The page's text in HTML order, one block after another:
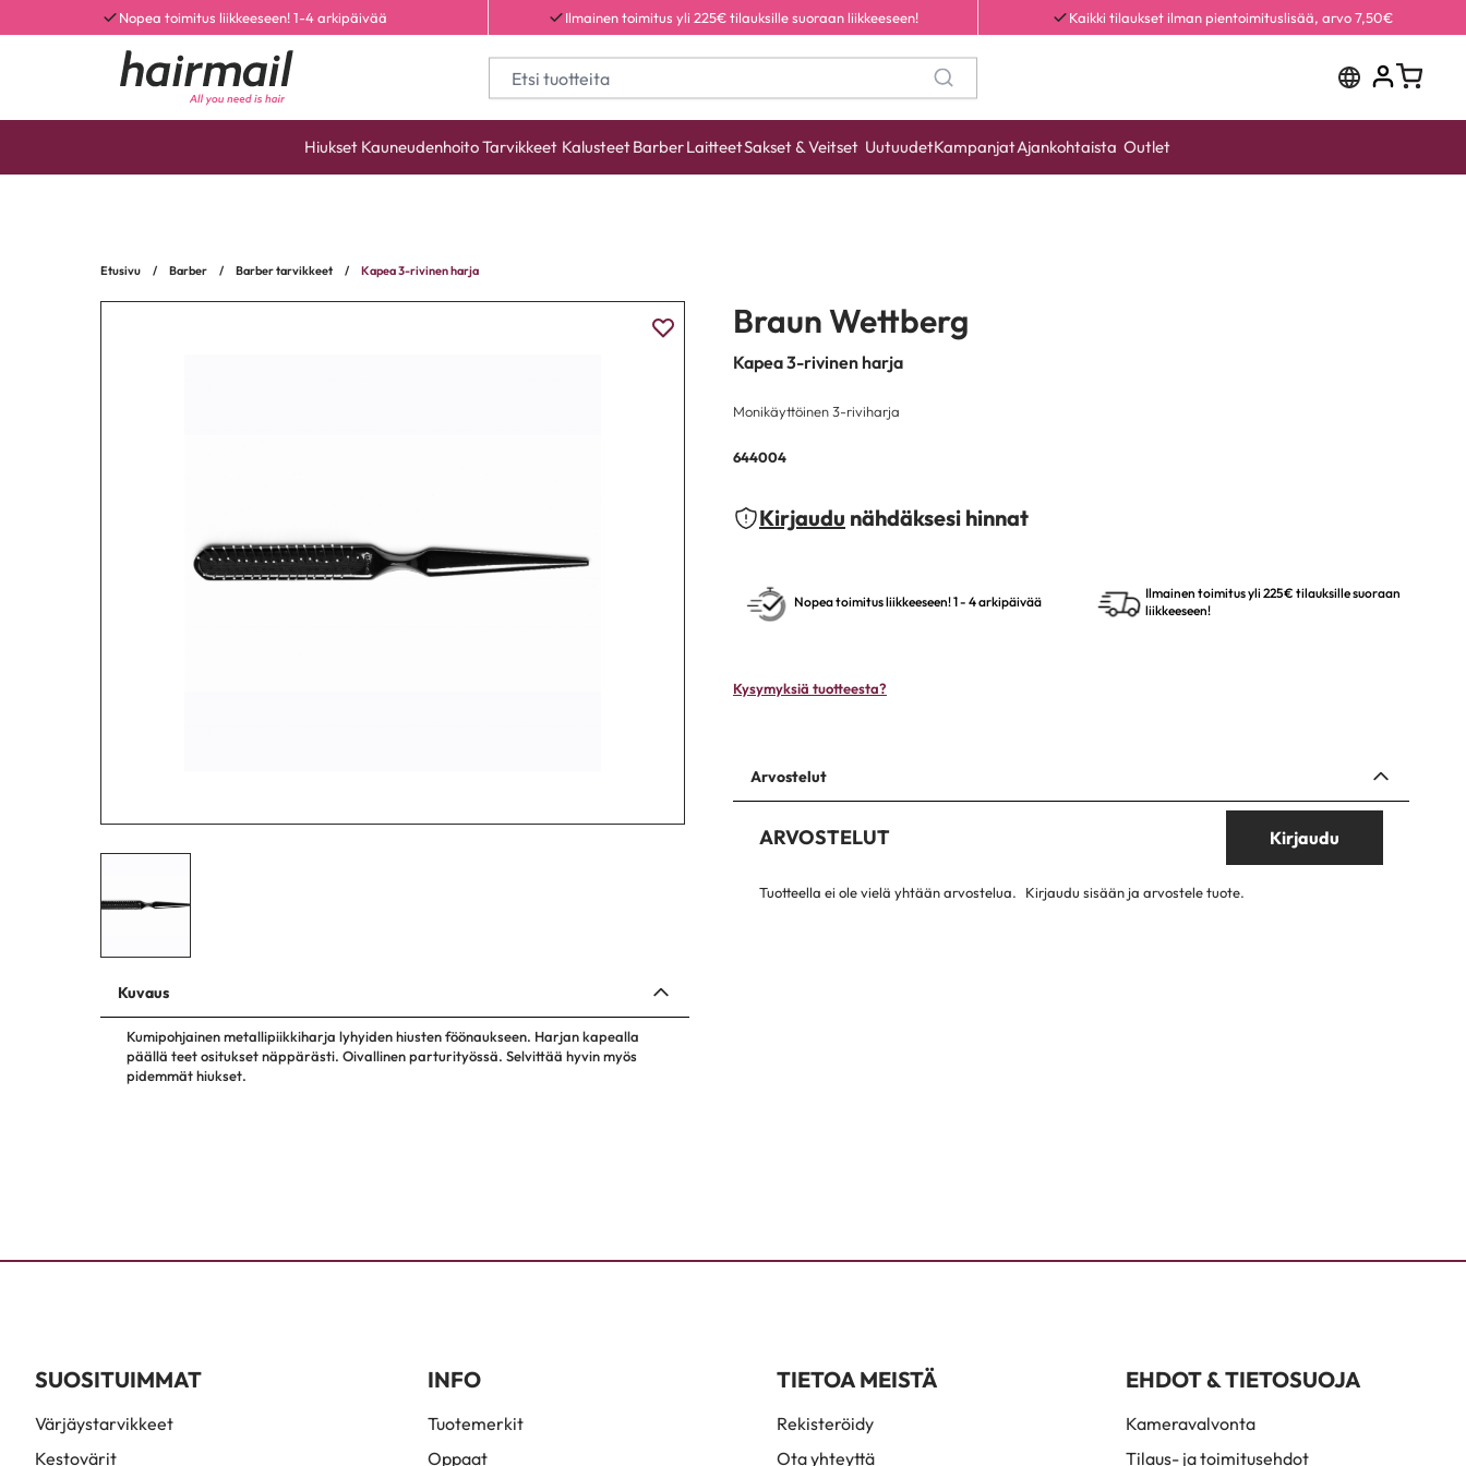
Nopea toimitus liikkeeseen! 1-4 arkipäivää Ilmainen toimitus yli 225€ tilauksille suoraan liikkeeseen! Kaikki tilaukset ilman pientoimituslisää, arvo 7,50€
Hiukset KauneudenhoitoTarvikkeet KalusteetBarberLaitteetSakset & Veitset UutuudetKampanjatAjankohtaista Outlet
Etusivu / Barber / Barber tarvikkeet / Kapea 3-rivinen harja
Kuvaus
Kumipohjainen metallipiikkiharja lyhyiden hiusten föönaukseen. Harjan kapealla
päällä teet ositukset näppärästi. Oivallinen parturityössä. Selvittää hyvin myös
pidemmät hiukset.
Braun Wettberg
Kapea 3-rivinen harja
Monikäyttöinen 3-riviharja
644004
Kirjaudu nähdäksesi hinnat
Nopea toimitus liikkeeseen! 1 - 4 arkipäivää
Ilmainen toimitus yli 225€ tilauksille suoraan
liikkeeseen!
Kysymyksiä tuotteesta?
Arvostelut
ARVOSTELUT Kirjaudu
Tuotteella ei ole vielä yhtään arvostelua. Kirjaudu sisään ja arvostele tuote.
SUOSITUIMMAT
Värjäystarvikkeet
Kestovärit
INFO
Tuotemerkit
Oppaat
TIETOA MEISTÄ
Rekisteröidy
Ota yhteyttä
EHDOT & TIETOSUOJA
Kameravalvonta
Tilaus- ja toimitusehdot